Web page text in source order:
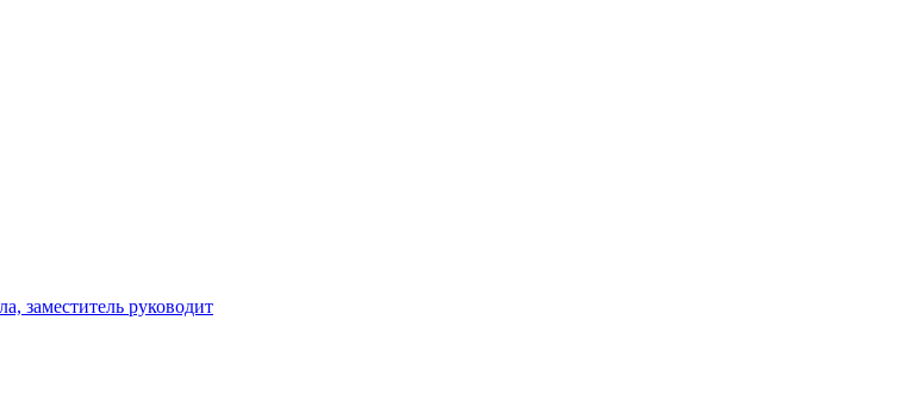
заместитель руководит